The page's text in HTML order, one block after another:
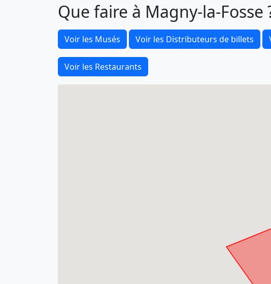
Que faire à Magny-la-Fosse
Voir les Musés Voir les Distributeurs de billets
Voir les Restaurants